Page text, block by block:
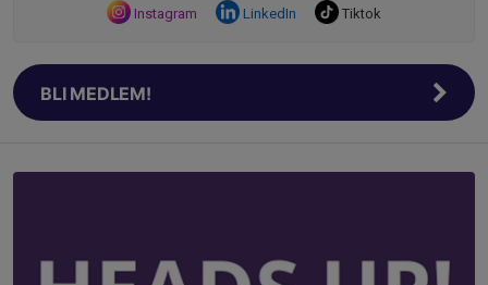
Instagram LinkedIn Tiktok
BLI MEDLEM!